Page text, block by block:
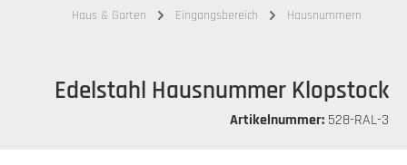
Haus & Garten Eingangsbereich Hausnummern
Edelstahl Hausnummer Klopstock
Artikelnummer: 528-RAL-3